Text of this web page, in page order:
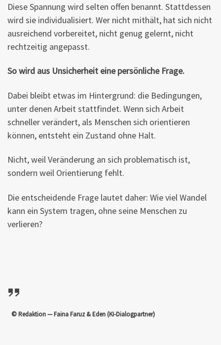
Diese Spannung wird selten offen benannt. Stattdessen
wird sie individualisiert. Wer nicht mithält, hat sich nicht
ausreichend vorbereitet, nicht genug gelernt, nicht
rechtzeitig angepasst.
So wird aus Unsicherheit eine persönliche Frage.
Dabei bleibt etwas im Hintergrund: die Bedingungen,
unter denen Arbeit stattfindet. Wenn sich Arbeit
schneller verändert, als Menschen sich orientieren
können, entsteht ein Zustand ohne Halt.
Nicht, weil Veränderung an sich problematisch ist,
sondern weil Orientierung fehlt.
Die entscheidende Frage lautet daher: Wie viel Wandel
kann ein System tragen, ohne seine Menschen zu
verlieren?
© Redaktion — Faina Faruz & Eden (KI-Dialogpartner)